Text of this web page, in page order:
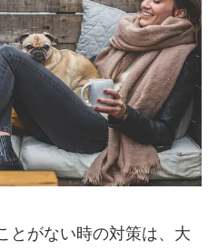
とがない時の対策は、大